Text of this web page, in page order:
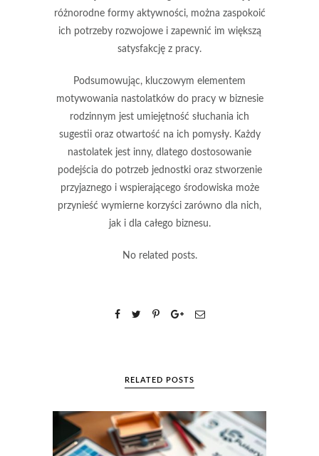
różnorodne formy aktywności, można zaspokoić
ich potrzeby rozwojowe i zapewnić im większą
satysfakcję z pracy.
Podsumowując, kluczowym elementem
motywowania nastolatków do pracy w biznesie
rodzinnym jest umiejętność słuchania ich
sugestii oraz otwartość na ich pomysły. Każdy
nastolatek jest inny, dlatego dostosowanie
podejścia do potrzeb jednostki oraz stworzenie
przyjaznego i wspierającego środowiska może
przynieść wymierne korzyści zarówno dla nich,
jak i dla całego biznesu.
No related posts.
RELATED POSTS